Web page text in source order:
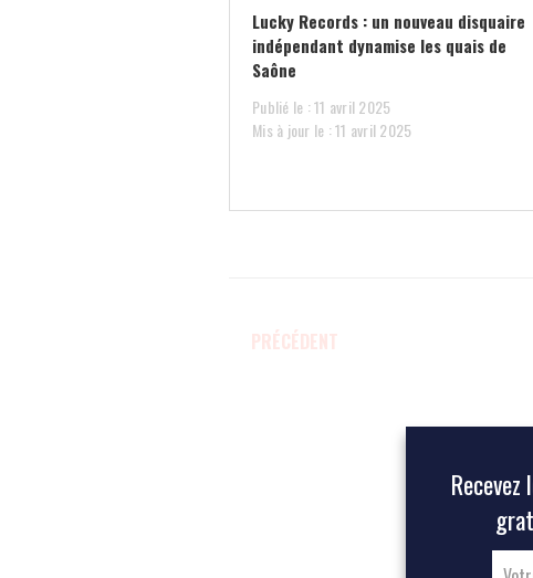
Lucky Records : un nouveau disquaire
indépendant dynamise les quais de
Saône
Publié le : 11 avril 2025
Mis à jour le : 11 avril 2025
PRÉCÉDENT